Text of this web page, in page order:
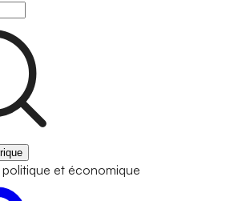
politique et économique